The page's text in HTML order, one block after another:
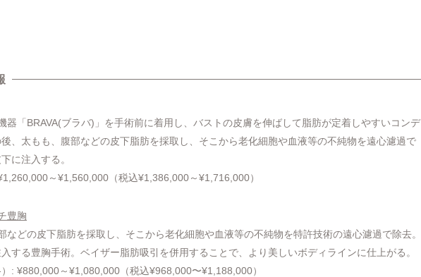
器「BRAVA(ブラバ)」を手術前に着用し、バストの皮膚を伸ばして脂肪が定着しやすいコンデ
、太もも、腹部などの皮下脂肪を採取し、そこから老化細胞や血液等の不純物を遠心濾過で
に注入する。
～¥1,560,000（税込¥1,386,000～¥1,716,000）
豊胸
などの皮下脂肪を採取し、そこから老化細胞や血液等の不純物を特許技術の遠心濾過で除去。
する豊胸手術。ベイザー脂肪吸引を併用することで、より美しいボディラインに仕上がる。
: ¥880,000～¥1,080,000（税込¥968,000〜¥1,188,000）